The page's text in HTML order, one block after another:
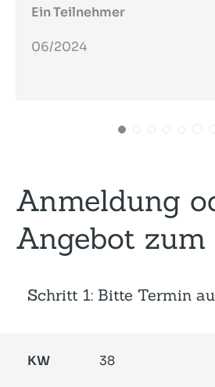
Ein Teilnehmer
06/2024
Anmeldung
Angebot zum
Schritt 1: Bitte Termin
KW 38